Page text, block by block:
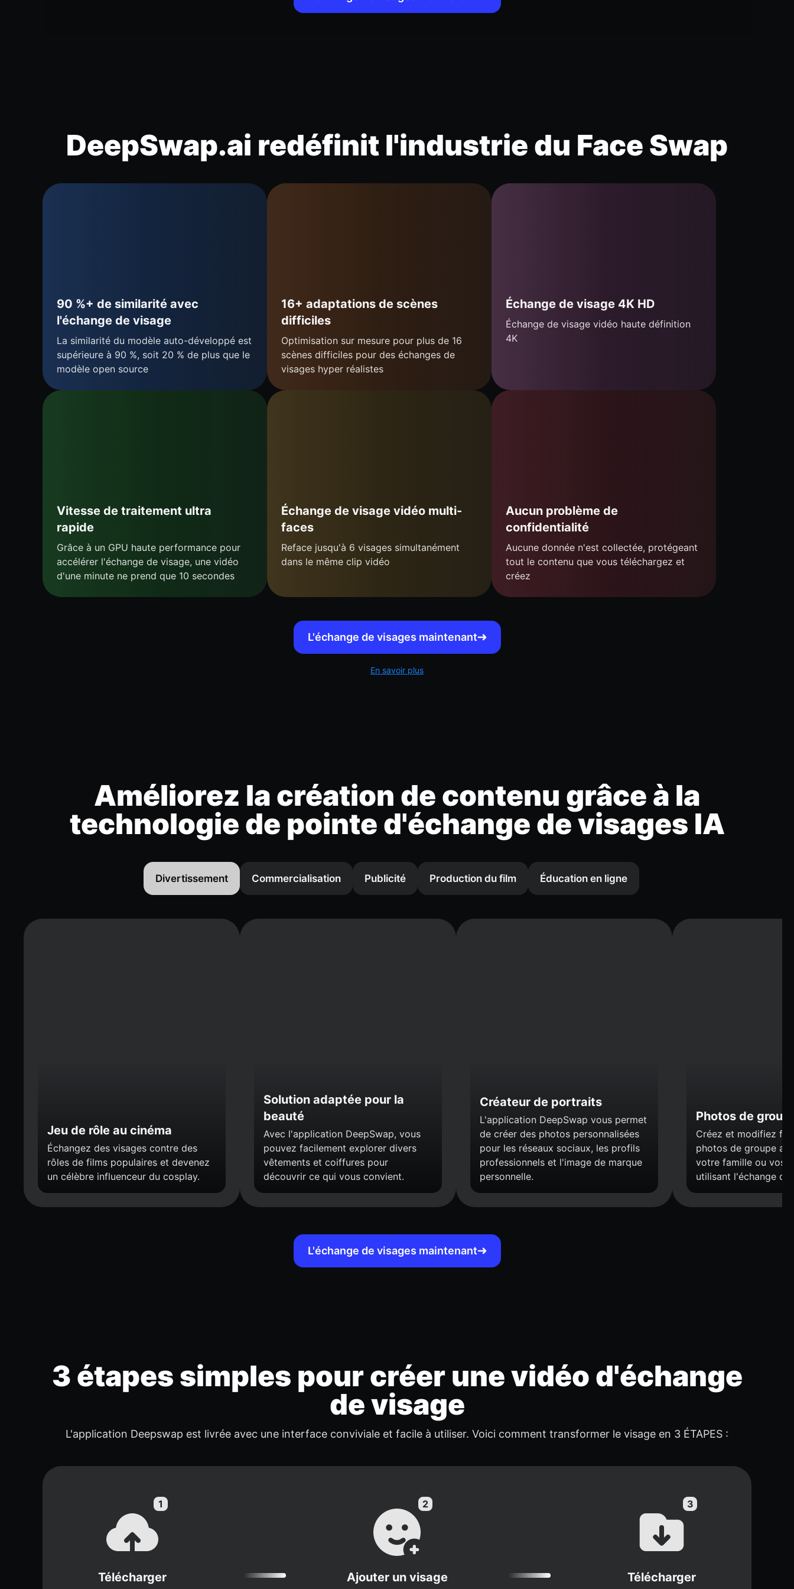
DeepSwap.ai redéfinit l'industrie du Face Swap
90 %+ de similarité avec
l'échange de visage
La similarité du modèle auto-développé est
supérieure à 90 %, soit 20 % de plus que le
modèle open source
16+ adaptations de scènes
difficiles
Optimisation sur mesure pour plus de 16
scènes difficiles pour des échanges de
visages hyper réalistes
Échange de visage 4K HD
Échange de visage vidéo haute définition
4K
Vitesse de traitement ultra
rapide
Grâce à un GPU haute performance pour
accélérer l'échange de visage, une vidéo
d'une minute ne prend que 10 secondes
Échange de visage vidéo multi-
faces
Reface jusqu'à 6 visages simultanément
dans le même clip vidéo
Aucun problème de
confidentialité
Aucune donnée n'est collectée, protégeant
tout le contenu que vous téléchargez et
créez
L'échange de visages maintenant
En savoir plus
Améliorez la création de contenu grâce à la
technologie de pointe d'échange de visages IA
Divertissement Commercialisation Publicité Production du film Éducation en ligne
Jeu de rôle au cinéma
Échangez des visages contre des
rôles de films populaires et devenez
un célèbre influenceur du cosplay.
Solution adaptée pour la
beauté
Avec l'application DeepSwap, vous
pouvez facilement explorer divers
vêtements et coiffures pour
découvrir ce qui vous convient.
Créateur de portraits
L'application DeepSwap vous permet
de créer des photos personnalisées
pour les réseaux sociaux, les profils
professionnels et l'image de marque
personnelle.
Photos de
Créez et modifiez
photos de groupe
votre famille ou vos
utilisant l'échange de
L'échange de visages maintenant
3 étapes simples pour créer une vidéo d'échange
de visage
L'application Deepswap est livrée avec une interface conviviale et facile à utiliser. Voici comment transformer le visage en 3 ÉTAPES :
Télécharger Ajouter un visage Télécharger